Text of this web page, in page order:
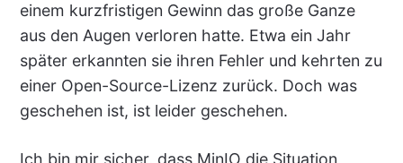
einem kurzfristigen Gewinn das große Ganze
aus den Augen verloren hatte. Etwa ein Jahr
später erkannten sie ihren Fehler und kehrten zu
einer Open-Source-Lizenz zurück. Doch was
geschehen ist, ist leider geschehen.